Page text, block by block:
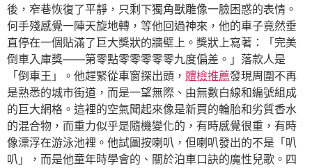
後，窄巷恢復了平靜，只剩下獨角獸雕像一臉困惑的表情。
何手殘感覺一陣天旋地轉，等他回過神來，他的車子竟然垂
直停在一個貼滿了巨大獎狀的牆壁上。獎狀上寫著：「完美
倒車入庫獎——第零點零零零零零九度偏差。」落款人是
「倒車王」。他趕緊從車窗探出頭， 體檢推薦發現周圍不再
是熟悉的城市街道，而是一望無際、由無數白線和編號組成
的巨大網格。這裡的空氣聞起來像是新買的輪胎和劣質香水
的混合物，而重力似乎是隨機變化的，有時感覺很重，有時
像漂浮在游泳池裡。他試圖按喇叭，但喇叭發出的不是「叭
叭」，而是他童年時學會的、關於泊車口訣的魔性兒歌。四